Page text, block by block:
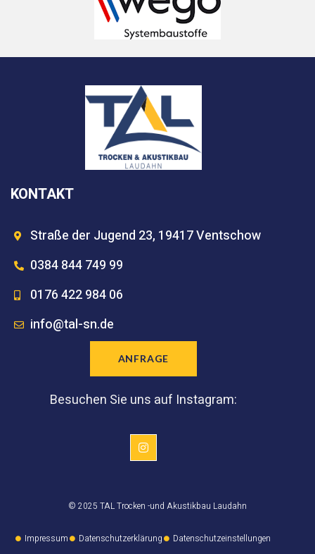
KONTAKT
Straße der Jugend 23, 19417 Ventschow
0384 844 749 99
0176 422 984 06
info@tal-sn.de
ANFRAGE
Besuchen Sie uns auf Instagram:
© 2025 TAL Trocken -und Akustikbau Laudahn
Impressum Datenschutzerklärung Datenschutzeinstellungen